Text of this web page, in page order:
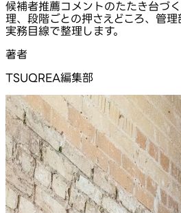
候補者推薦コメントのたたき台づ
理、段階ごとの押さえどころ、管
実務目線で整理します。
著者
TSUQREA編集部